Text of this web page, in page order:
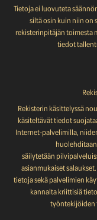
Tietoja ei luovuteta
siltä osin kuin niin on
rekisterinpitäjän toimesta
tiedot
Rekisterin käsittelyssä
käsiteltävät tiedot
Internet-palvelimilla,
säilytetään
asianmukaiset salaukset.
tietoja sekä palvelimien
kannalta kriittisiä
työntekijöiden